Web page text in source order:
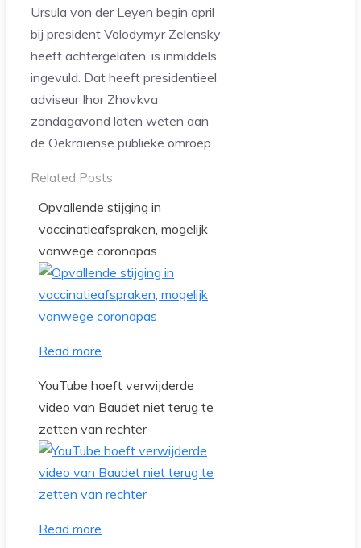
Ursula von der Leyen begin april
bij president Volodymyr Zelensky
heeft achtergelaten, is inmiddels
ingevuld. Dat heeft presidentieel
adviseur Ihor Zhovkva
zondagavond laten weten aan
de Oekraïense publieke omroep.
Related Posts
Opvallende stijging in
vaccinatieafspraken, mogelijk
vanwege coronapas
Read more
YouTube hoeft verwijderde
video van Baudet niet terug te
zetten van rechter
Read more